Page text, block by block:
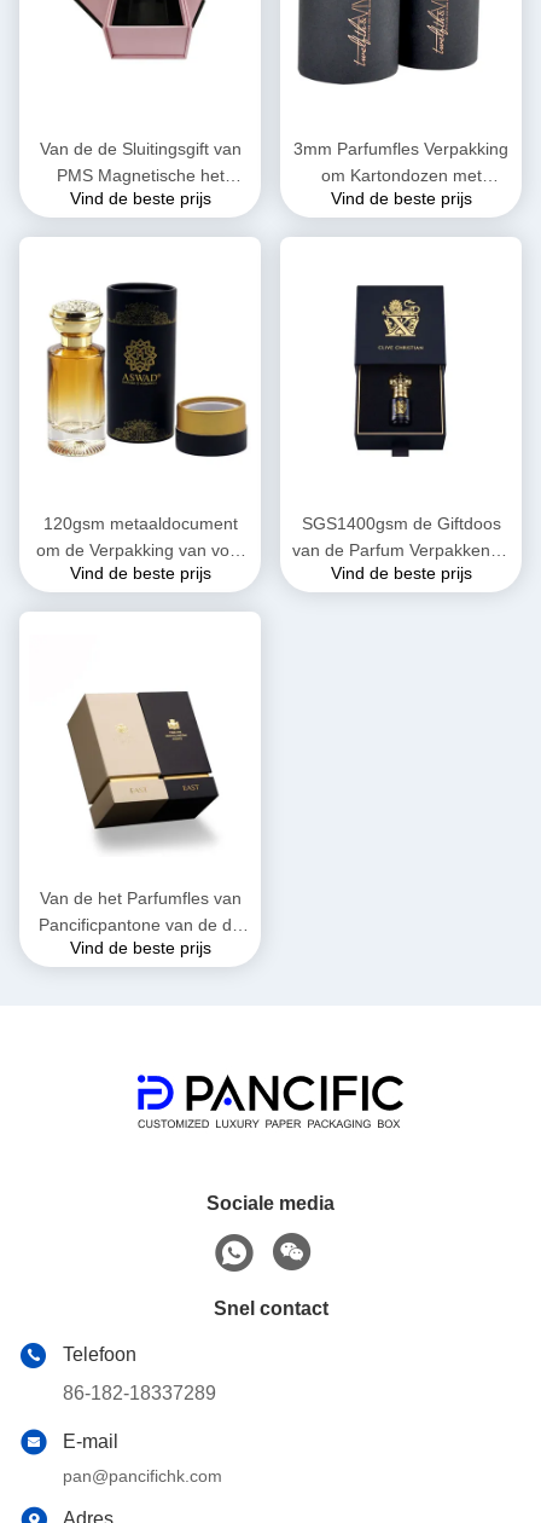
Van de de Sluitingsgift van
PMS Magnetische het
Parfum Verpakkende Doos
Vind de beste prijs
3mm Parfumfles Verpakking
om Kartondozen met
Deksels 10ml 30ml
Vind de beste prijs
120gsm metaaldocument
om de Verpakking van voor
Parfumproducten Waterige
Vind de beste prijs
SGS1400gsm de Giftdoos
van de Parfum Verpakkende
Doos met de Glanzende
Vind de beste prijs
Van de het Parfumfles van
Pancificpantone van de de
Foliegift de Gouden Dozen
Vind de beste prijs
Sociale media
Snel contact
Telefoon
86-182-18337289
E-mail
pan@pancifichk.com
Adres